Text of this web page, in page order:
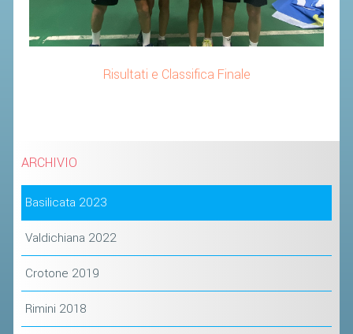
Risultati e Classifica Finale
ARCHIVIO
Basilicata 2023
Valdichiana 2022
Crotone 2019
Rimini 2018
RESPONSABILITÀ SOCIALE
SAFEGUARDING
RICHIESTA PATROCINIO
STAFF TECNICO